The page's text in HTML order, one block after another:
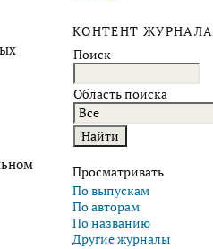
КОНТЕНТ ЖУРНАЛА
Поиск
Область поиска
Просматривать
По выпускам
По авторам
По названию
Другие журналы